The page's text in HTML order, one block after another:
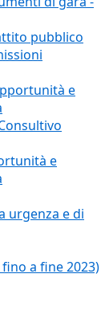
pubblico
e
e
urgenza e di
a fine 2023)